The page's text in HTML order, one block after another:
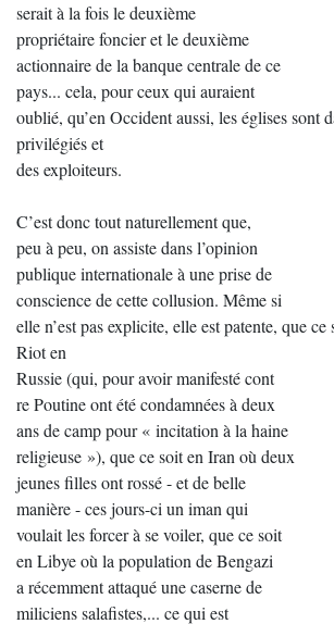
serait à la fois le deuxième
propriétaire foncier et le deuxième
actionnaire de la banque centrale de ce
pays... cela, pour ceux qui auraient
oublié, qu’en Occident aussi, les églises sont
privilégiés et
des exploiteurs.
C’est donc tout naturellement que,
peu à peu, on assiste dans l’opinion
publique internationale à une prise de
conscience de cette collusion. Même si
elle n’est pas explicite, elle est patente, que
Riot en
Russie (qui, pour avoir manifesté cont
re Poutine ont été condamnées à deux
ans de camp pour « incitation à la haine
religieuse »), que ce soit en Iran où deux
jeunes filles ont rossé - et de belle
manière - ces jours-ci un iman qui
voulait les forcer à se voiler, que ce soit
en Libye où la population de Bengazi
a récemment attaqué une caserne de
miliciens salafistes,... ce qui est